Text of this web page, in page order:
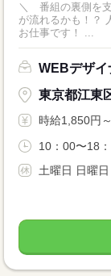
＼ 番組の裏側を支える ／ テレビであなた
が流れるかも！？
お仕事です！ ...
WEBデザイ
東京都江東
時給1,850円～
10：00〜18
土曜日 日曜日